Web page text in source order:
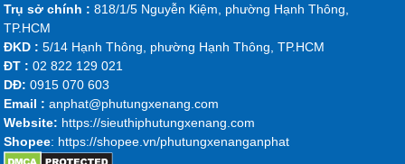
Trụ sở chính : 818/1/5 Nguyễn Kiệm, phường Hạnh Thông,
TP.HCM
ĐKD :5/14 Hạnh Thông, phường Hạnh Thông, TP.HCM
ĐT : 02 822 129 021
DĐ:0915 070 603
Email :anphat@phutungxenang.com
Website: https://sieuthiphutungxenang.com
Shopee: https://shopee.vn/phutungxenanganphat